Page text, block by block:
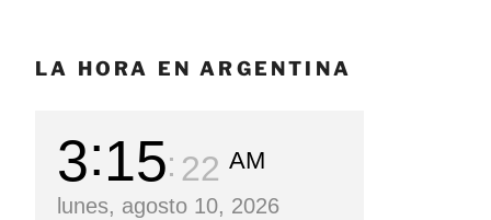
LA HORA EN ARGENTINA
3 15 24 AM
lunes, agosto 10, 2026